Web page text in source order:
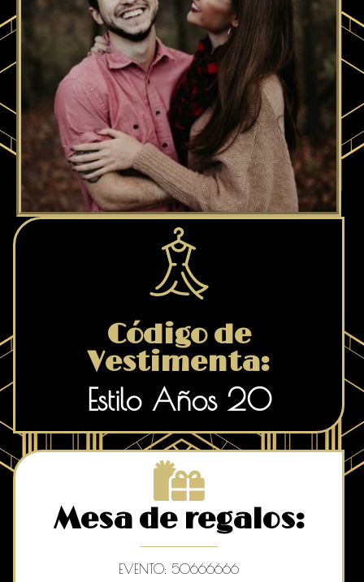
Código de
Vestimenta:
Estilo Años 20
Mesa de regalos:
EVENTO: 50666666